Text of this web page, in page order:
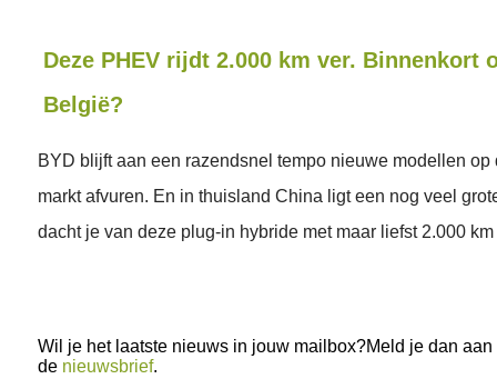
Deze PHEV rijdt 2.000 km ver. Binnenkort
België?
BYD blijft aan een razendsnel tempo nieuwe modellen op
markt afvuren. En in thuisland China ligt een nog veel
dacht je van deze plug-in hybride met maar liefst 2.000
Wil je het laatste nieuws in jouw mailbox?Meld je dan aan
de nieuwsbrief.